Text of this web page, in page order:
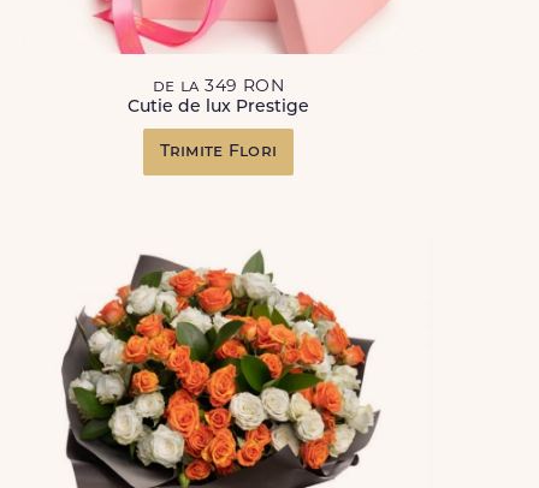
de la 349 RON
Cutie de lux Prestige
Trimite Flori